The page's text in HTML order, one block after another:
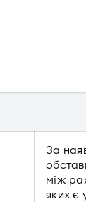
За
між
яких є